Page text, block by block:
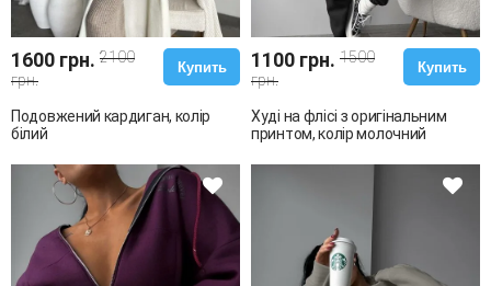
1600 грн. 2100
грн.
Купить
Подовжений кардиган, колір
білий
1100 грн. 1500
грн.
Купить
Худі на флісі з оригінальним
принтом, колір молочний